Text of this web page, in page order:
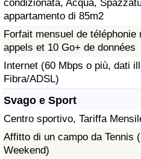
condizionata, Acqua,
appartamento di 85m2
Forfait mensuel de téléphonie
appels et 10 Go+ de données
Internet (60 Mbps o più, dati
Fibra/ADSL)
Svago e Sport
Centro sportivo, Tariffa
Affitto di un campo da Tennis
Weekend)